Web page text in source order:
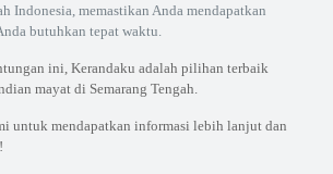
Indonesia, memastikan Anda mendapatkan
butuhkan tepat waktu.
ini, Kerandaku adalah pilihan terbaik
mayat di Semarang Tengah.
untuk mendapatkan informasi lebih lanjut dan